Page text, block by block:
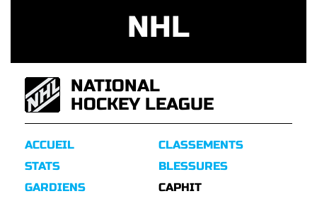
NHL
NATIONAL
HOCKEY LEAGUE
ACCUEIL
STATS
GARDIENS
CLASSEMENTS
BLESSURES
CAPHIT